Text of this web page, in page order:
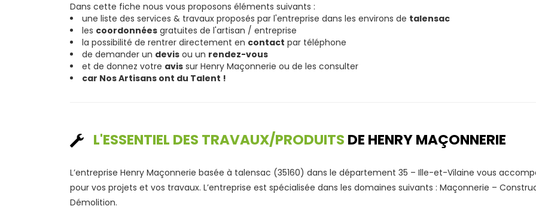
Dans cette fiche nous vous proposons éléments suivants :
une liste des services & travaux proposés par l'entreprise dans les environs de talensac
les coordonnées gratuites de l'artisan / entreprise
la possibilité de rentrer directement en contact par téléphone
de demander un devis ou un rendez-vous
et de donnez votre avis sur Henry Maçonnerie ou de les consulter
car Nos Artisans ont du Talent !
L'ESSENTIEL DES TRAVAUX/PRODUITS DE HENRY MAÇONNERIE
L’entreprise Henry Maçonnerie basée à talensac (35160) dans le département 35 – Ille-et-Vilaine vous
pour vos projets et vos travaux. L’entreprise est spécialisée dans les domaines suivants : Maçonnerie –
Démolition.